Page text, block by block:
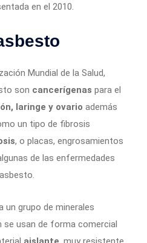
en el 2010.
Mundial de la Salud,
son cancerígenas para el
laringe y ovario además
un tipo de fibrosis
, o placas, engrosamientos
de las enfermedades
un grupo de minerales
se usan de forma comercial